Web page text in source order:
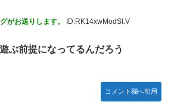
ｗｗｗ
ナルファンタジー16」発売日が6/22に決
がお送りします。 ID:RK14xwModSt.V
ぶ前提になってるんだろう
コメント欄へ引用